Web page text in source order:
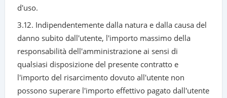
d'uso.
3.12. Indipendentemente dalla natura e dalla causa del
danno subito dall'utente, l'importo massimo della
responsabilità dell'amministrazione ai sensi di
qualsiasi disposizione del presente contratto e
l'importo del risarcimento dovuto all'utente non
possono superare l'importo effettivo pagato dall'utente